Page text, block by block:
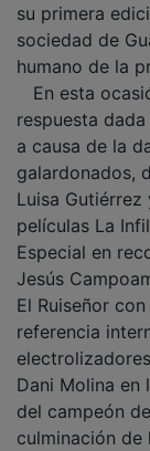
su primera
sociedad de
humano de la
En esta
respuesta
a causa de la
galardonados,
Luisa
películas La
Especial en
Jesús
El Ruiseñor
referencia
Dani Molina en
del campeón
culminación